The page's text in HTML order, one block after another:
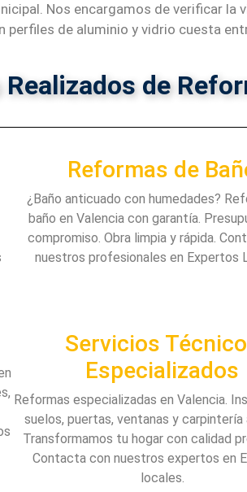
Nos encargamos de verificar la
perfiles de aluminio y vidrio cuesta
de
Reformas de
¿Baño anticuado con humedades?
baño en Valencia con garantía.
compromiso. Obra limpia y rápida.
nuestros profesionales en Expertos
Servicios
Especializados
Reformas especializadas en Valencia.
suelos, puertas, ventanas y carpintería
Transformamos tu hogar con calidad
Contacta con nuestros expertos en
locales.